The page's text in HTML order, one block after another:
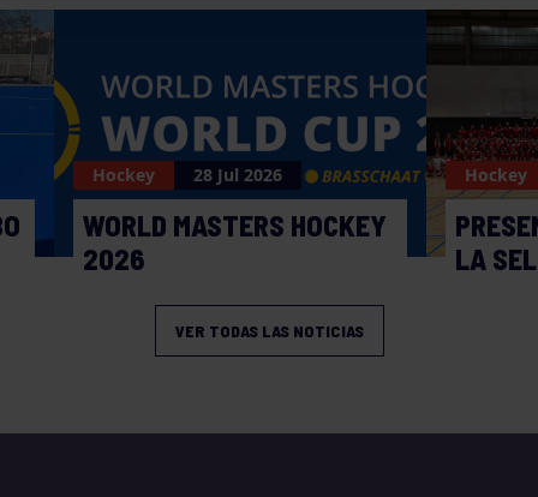
Hockey 28 Jul 2026
WORLD MASTERS HOCKEY
2026
Hockey
LA
VER TODAS LAS NOTICIAS